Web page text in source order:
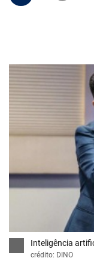
Inteligência
crédito: DINO